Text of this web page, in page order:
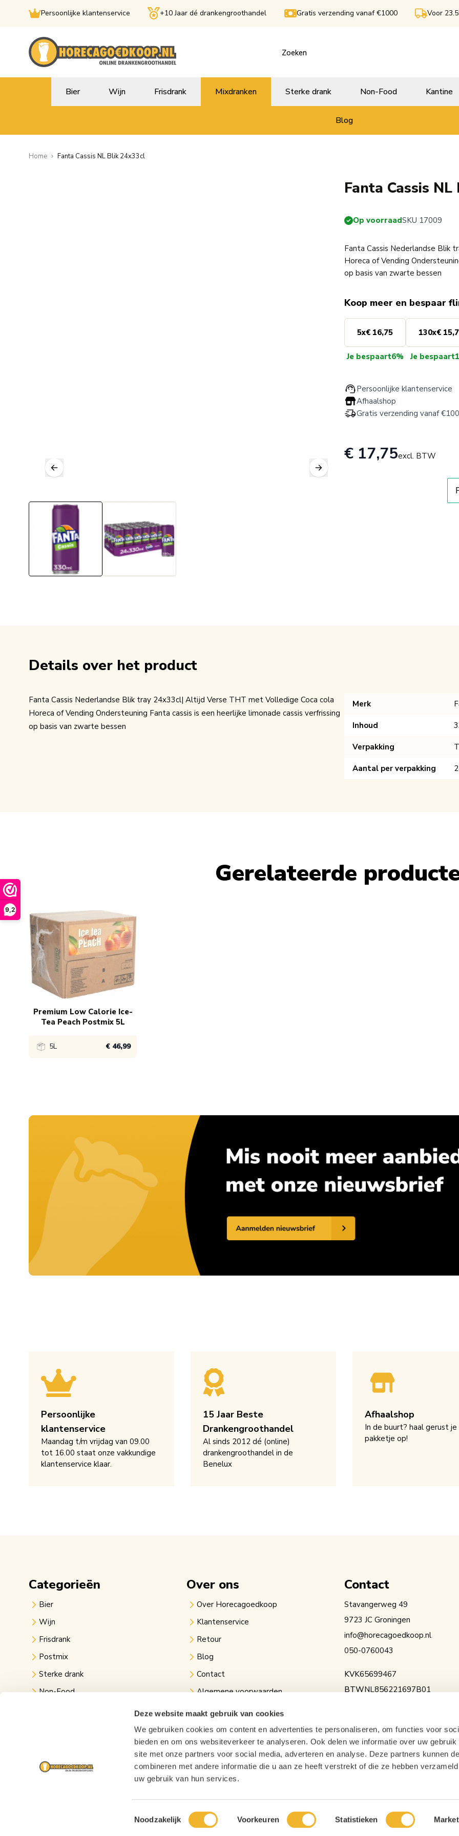
9,2
Deze website maakt gebruik van cookies
We gebruiken cookies om content en advertenties te personaliseren, om functies voor
bieden en om ons websiteverkeer te analyseren. Ook delen we informatie over uw gebruik
site met onze partners voor social media, adverteren en analyse. Deze partners kunnen
combineren met andere informatie die u aan ze heeft verstrekt of die ze hebben
uw gebruik van hun services.
Toestemmingsselectie
Noodzakelijk Voorkeuren Statistieken
Persoonlijke klantenservice +10 Jaar dé drankengroothandel Gratis verzending vanaf €1000 Voor
Bier Wijn Frisdrank Mixdranken Sterke drank Non-Food Kantine
Blog
Home Fanta Cassis NL Blik 24x33cl
Fanta Cassis
Op voorraadSKU 17009
Fanta Cassis Nederlandse Blik
Horeca of Vending
op basis van zwarte bessen
Koop meer en bespaar
5x€ 16,75
Je bespaart6%
130x€
Je bespaart
Persoonlijke klantenservice
Afhaalshop
Gratis verzending vanaf
€ 17,75excl. BTW
Details over het product
Fanta Cassis Nederlandse Blik tray 24x33cl| Altijd Verse THT met Volledige Coca cola
Horeca of Vending Ondersteuning Fanta cassis is een heerlijke limonade cassis verfrissing
op basis van zwarte bessen
Merk
Inhoud
Verpakking
Aantal per verpakking
Gerelateerde
Navigating through the elements of the carousel is possible using the tab key. You can skip the carousel or go straight
Press to skip carousel
Premium Low Calorie Ice-
Tea Peach Postmix 5L
5L € 46,99
1x € 46,99
Persoonlijke
klantenservice
Maandag t/m vrijdag van 09.00
tot 16.00 staat onze vakkundige
klantenservice klaar.
15 Jaar Beste
Drankengroothandel
Al sinds 2012 dé (online)
drankengroothandel in de
Benelux
Afhaalshop
In de buurt? haal gerust je
pakketje op!
Categorieën
Bier
Wijn
Frisdrank
Postmix
Sterke drank
Non-Food
Over ons
Over Horecagoedkoop
Klantenservice
Retour
Blog
Contact
Algemene voorwaarden
Privacy verklaring
Links
Contact
Stavangerweg 49
9723 JC Groningen
info@horecagoedkoop.nl
050-0760043
KVK65699467
BTWNL856221697B01